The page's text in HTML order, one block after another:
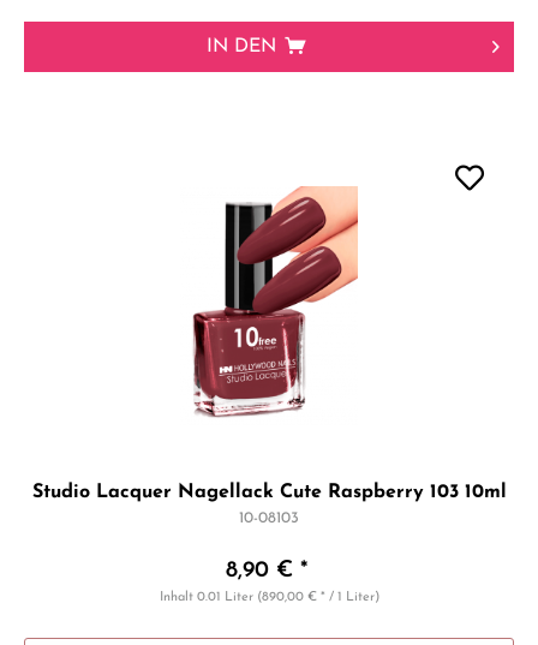
IN DEN
Studio Lacquer Nagellack Cute Raspberry 103 10ml
10-08103
8,90 € *
Inhalt 0.01 Liter (890,00 € * / 1 Liter)